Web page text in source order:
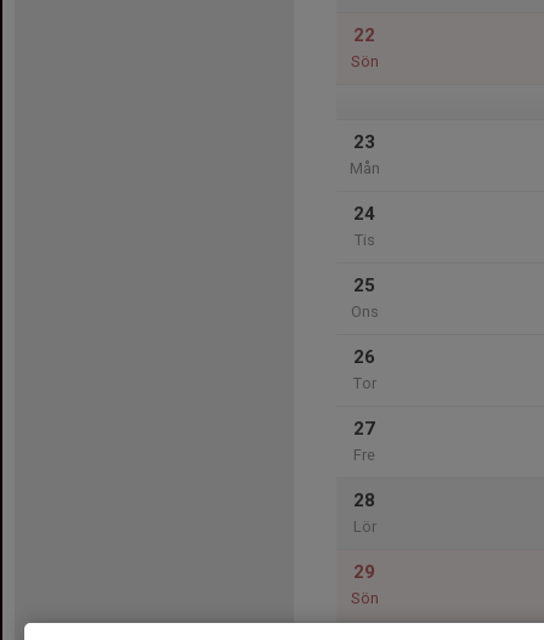
22
Sön
23
Mån
24
Tis
25
Ons
26
Tor
27
Fre
28
Lör
29
Sön